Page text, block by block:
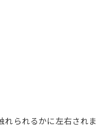
られるかに左右さ